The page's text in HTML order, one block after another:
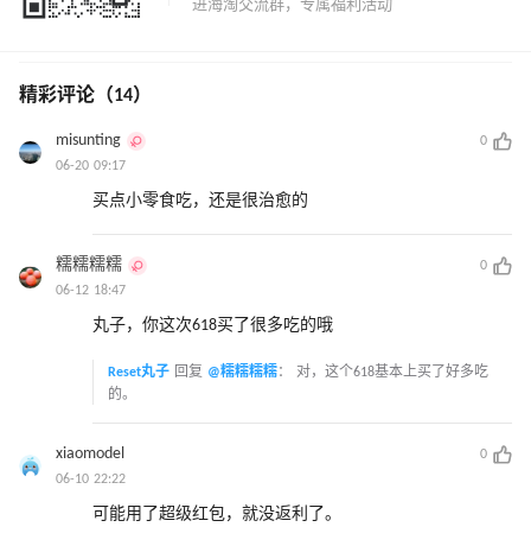
精彩评论（14）
misunting
0
06-20 09:17
买点小零食吃，还是很治愈的
糯糯糯糯
0
06-12 18:47
丸子，你这次618买了很多吃的哦
Reset丸子 回复 @糯糯糯糯： 对，这个618基本上买了好多吃
的。
xiaomodel
0
06-10 22:22
可能用了超级红包，就没返利了。